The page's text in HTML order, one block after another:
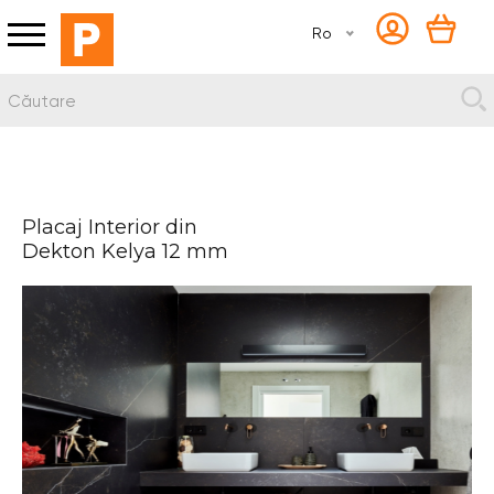
Ro
Placaj Interior din
Dekton Kelya 12 mm